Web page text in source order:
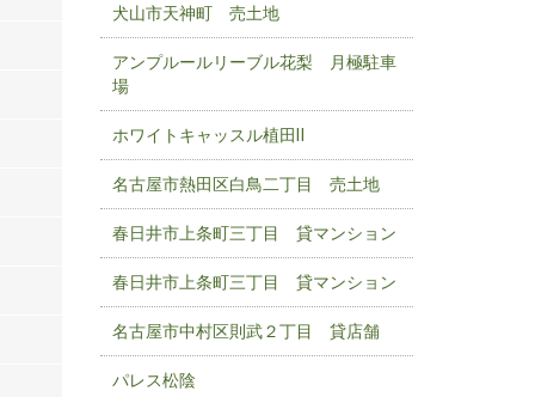
犬山市天神町 売土地
アンプルールリーブル花梨 月極駐車
場
ホワイトキャッスル植田Ⅱ
名古屋市熱田区白鳥二丁目 売土地
春日井市上条町三丁目 貸マンション
春日井市上条町三丁目 貸マンション
名古屋市中村区則武２丁目 貸店舗
パレス松陰